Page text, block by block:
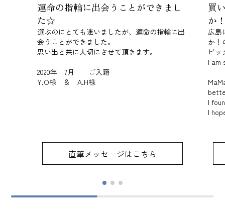
運命の指輪に出会うことができまし
た☆
選ぶのにとても迷いましたが、運命の指輪に出
会うことができました。
思い出と共に大切にさせて頂きます。
2020年 7月 ご入籍
Y.O様 ＆ A.H様
直筆メッセージはこちら
買
か
広島
か！
ビッ
I am
I
I